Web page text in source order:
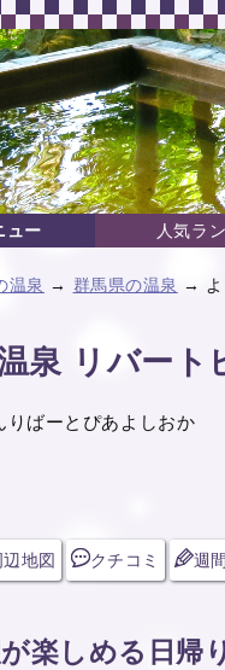
ュー 人気ラ
温泉 → 群馬県の温泉 → よ
泉 リバート
りばーとぴあよしおか
辺地図 クチコミ 週
楽しめる日帰